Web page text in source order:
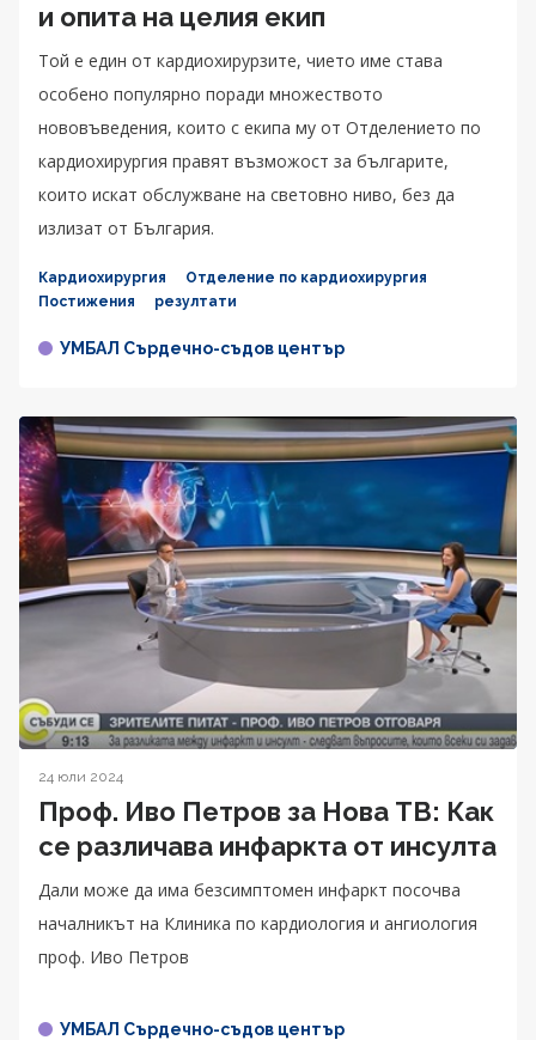
и опита на целия екип
Той е един от кардиохирурзите, чието име става
особено популярно поради множеството
нововъведения, които с екипа му от Отделението по
кардиохирургия правят възможост за българите,
които искат обслужване на световно ниво, без да
излизат от България.
Кардиохирургия
Отделение по кардиохирургия
Постижения
резултати
УМБАЛ Сърдечно-съдов център
24 юли 2024
Проф. Иво Петров за Нова ТВ: Как
се различава инфаркта от инсулта
Дали може да има безсимптомен инфаркт посочва
началникът на Клиника по кардиология и ангиология
проф. Иво Петров
УМБАЛ Сърдечно-съдов център